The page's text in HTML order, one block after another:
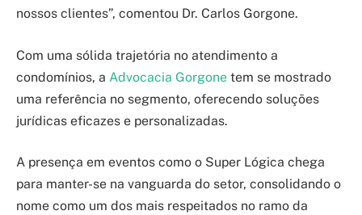
nossos clientes”, comentou Dr. Carlos Gorgone.
Com uma sólida trajetória no atendimento a
condomínios, a Advocacia Gorgone tem se mostrado
uma referência no segmento, oferecendo soluções
jurídicas eficazes e personalizadas.
A presença em eventos como o Super Lógica chega
para manter-se na vanguarda do setor, consolidando o
nome como um dos mais respeitados no ramo da